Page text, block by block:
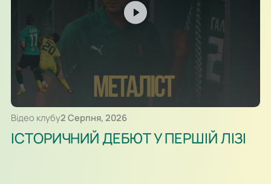
Відео клубу2 Серпня, 2026
ІСТОРИЧНИЙ ДЕБЮТ У ПЕРШІЙ ЛІЗІ